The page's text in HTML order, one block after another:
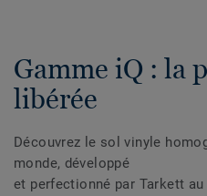
Gamme iQ : la
libérée
Découvrez le sol vinyle
monde, développé
et perfectionné par Tarkett